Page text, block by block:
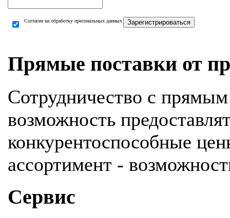
Согласен на обработку пресональных данных Зарегистрироваться
Прямые поставки от
Сотрудничество с
возможность
конкурентоспособные
ассортимент -
Сервис